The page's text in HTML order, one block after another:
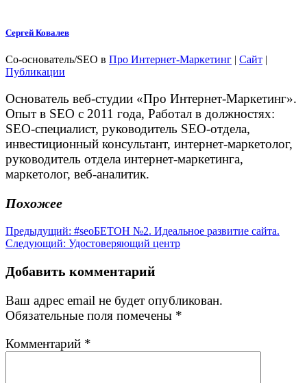
Сергей Ковалев
Со-основатель/SEO в Про Интернет-Маркетинг | Сайт |
Публикации
Основатель веб-студии «Про Интернет-Маркетинг».
Опыт в SEO с 2011 года, Работал в должностях:
SEO-специалист, руководитель SEO-отдела,
инвестиционный консультант, интернет-маркетолог,
руководитель отдела интернет-маркетинга,
маркетолог, веб-аналитик.
Похожее
Навигация
по
записям
Предыдущий: Предыдущая
запись:
#seoБЕТОН №2. Идеальное развитие сайта.
Следующий: Следующая
Удостоверяющий центр
Добавить комментарий
Ваш адрес email не будет опубликован.
Обязательные поля помечены *
Комментарий *